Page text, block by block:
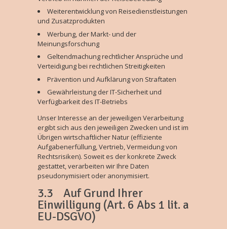
Weiterentwicklung von Reisedienstleistungen
und Zusatzprodukten
Werbung, der Markt- und der
Meinungsforschung
Geltendmachung rechtlicher Ansprüche und
Verteidigung bei rechtlichen Streitigkeiten
Prävention und Aufklärung von Straftaten
Gewährleistung der IT-Sicherheit und
Verfügbarkeit des IT-Betriebs
Unser Interesse an der jeweiligen Verarbeitung
ergibt sich aus den jeweiligen Zwecken und ist im
Übrigen wirtschaftlicher Natur (effiziente
Aufgabenerfüllung, Vertrieb, Vermeidung von
Rechtsrisiken). Soweit es der konkrete Zweck
gestattet, verarbeiten wir Ihre Daten
pseudonymisiert oder anonymisiert.
3.3 Auf Grund Ihrer
Einwilligung (Art. 6 Abs 1 lit. a
EU-DSGVO)